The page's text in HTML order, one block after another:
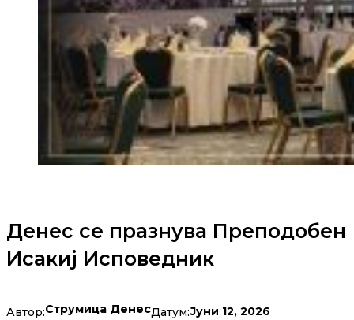
Денес се празнува Преподобен
Исакиј Исповедник
Автор:Струмица ДенесДатум:Јуни 12, 2026